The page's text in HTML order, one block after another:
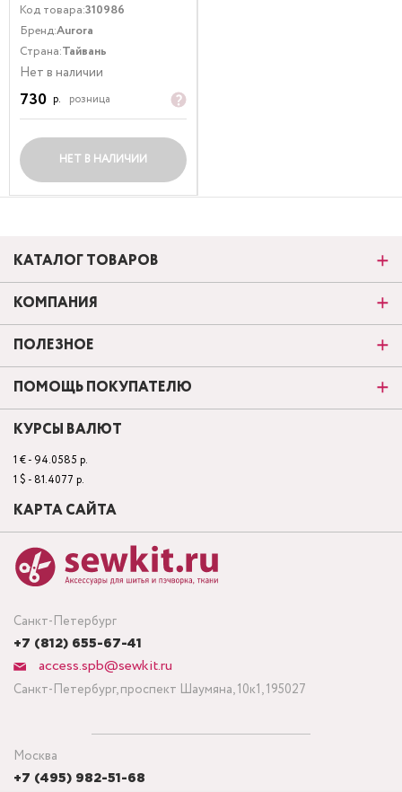
Код товара:310986
Бренд:Aurora
Страна:Тайвань
Нет в наличии
730 р. розница
НЕТ В НАЛИЧИИ
Санкт-Петербург
+7 (812) 655-67-41
access.spb@sewkit.ru
Санкт-Петербург, проспект Шаумяна, 10к1, 195027
Москва
+7 (495) 982-51-68
КАТАЛОГ ТОВАРОВ
КОМПАНИЯ
ПОЛЕЗНОЕ
ПОМОЩЬ ПОКУПАТЕЛЮ
КУРСЫ ВАЛЮТ
1 € - 94.0585 р.
1 $ - 81.4077 р.
КАРТА САЙТА